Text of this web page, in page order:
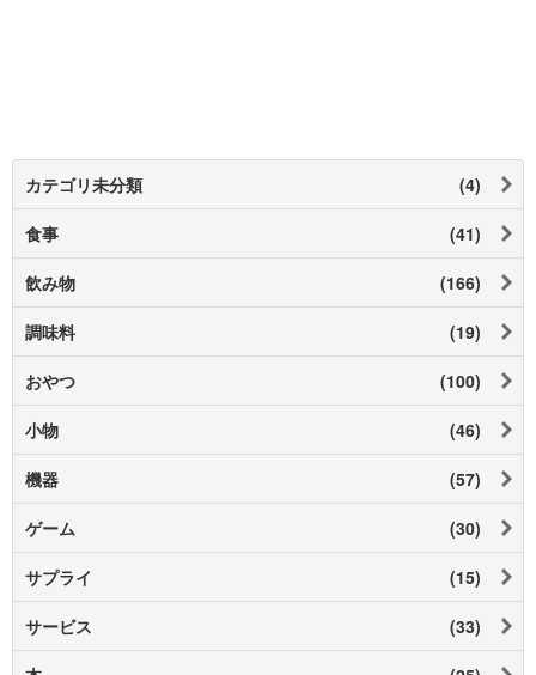
カテゴリ未分類 (4)
食事 (41)
飲み物 (166)
調味料 (19)
おやつ (100)
小物 (46)
機器 (57)
ゲーム (30)
サプライ (15)
サービス (33)